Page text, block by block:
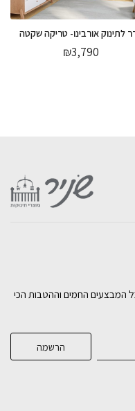
לתינוק אורבינו- טריקה שקטה
₪3,790
המבצעים החמים וההטבות הכי